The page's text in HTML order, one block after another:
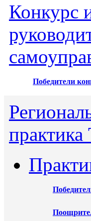
Конкурс
Победители